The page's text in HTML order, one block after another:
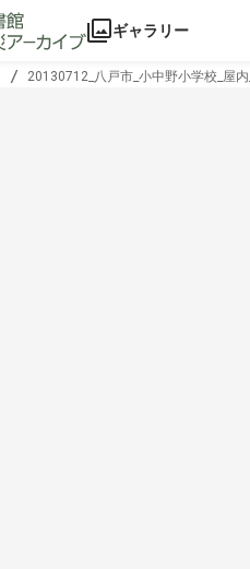
ギャラリー
20130712_八戸市_小中野小学校_屋内